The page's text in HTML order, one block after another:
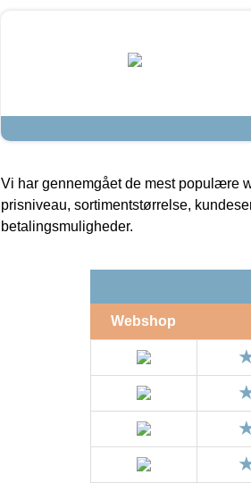
Vi har gennemgået de mest populære
prisniveau, sortimentstørrelse,
betalingsmuligheder.
Webshop